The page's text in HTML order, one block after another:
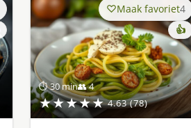
⏱ 30 min👥 4
★★★★★ 4.63 (78)
Maak favoriet4
👍